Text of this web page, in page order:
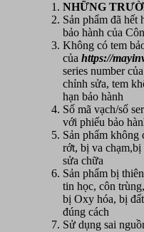
NHỮNG
Sản phẩm đã hết
bảo hành của
Không có tem
của https://
series number
chỉnh sửa, tem
hạn bảo hành
Số mã vạch/số
với phiếu bảo
Sản phẩm
rớt, bị va
sửa chữa
Sản phẩm bị
tin học, côn
bị Oxy hóa, bị
đúng cách
Sử dụng sai